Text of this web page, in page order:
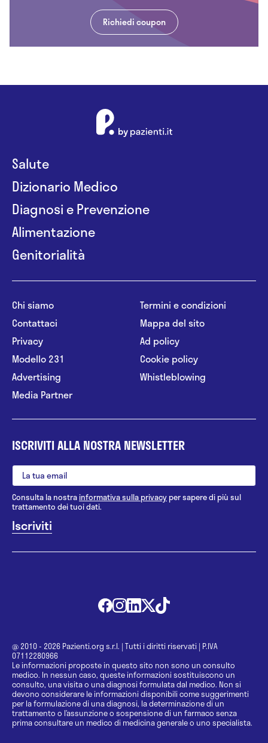
Richiedi coupon
Salute
Dizionario Medico
Diagnosi e Prevenzione
Alimentazione
Genitorialità
Chi siamo
Contattaci
Privacy
Modello 231
Advertising
Media Partner
Termini e condizioni
Mappa del sito
Ad policy
Cookie policy
Whistleblowing
ISCRIVITI ALLA NOSTRA NEWSLETTER
Consulta la nostrainformativa sulla privacy per sapere di più sul
trattamento dei tuoi dati.
@ 2010 - 2026 Pazienti.org s.r.l. | Tutti i diritti riservati | P.IVA
07112280966
Le informazioni proposte in questo sito non sono un consulto
medico. In nessun caso, queste informazioni sostituiscono un
consulto, una visita o una diagnosi formulata dal medico. Non si
devono considerare le informazioni disponibili come suggerimenti
per la formulazione di una diagnosi, la determinazione di un
trattamento o l’assunzione o sospensione di un farmaco senza
prima consultare un medico di medicina generale o uno specialista.